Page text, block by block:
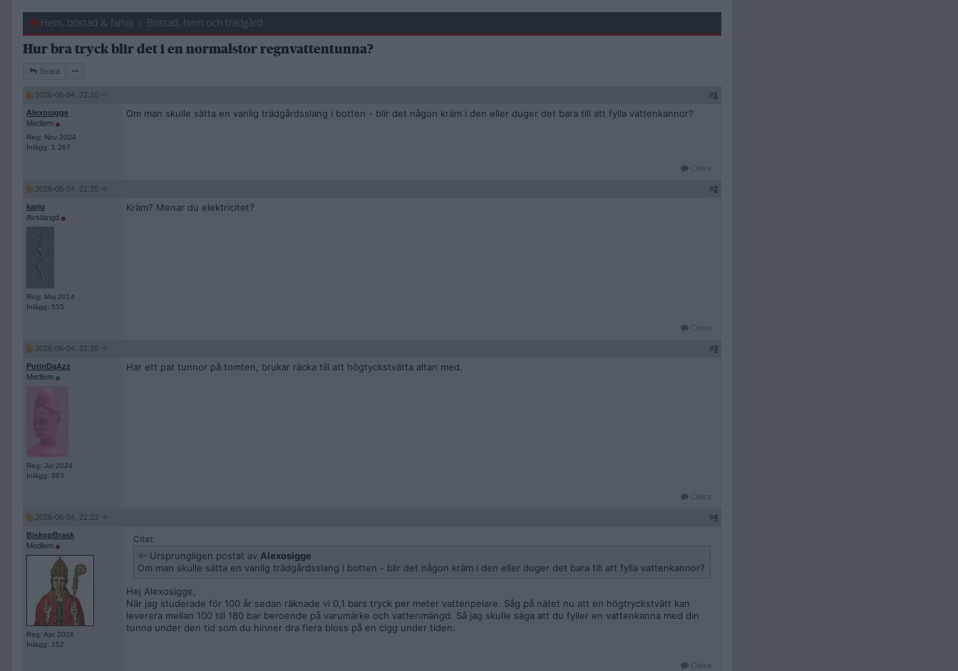
Hem, bostad & familj Bostad, hem och trädgård
Hur bra tryck blir det i en normalstor regnvattentunna?
Svara
2026-06-04, 22:10 #1
Alexosigge
Medlem
Reg: Nov 2024
Inlägg: 1 267
Om man skulle sätta en vanlig trädgårdsslang i botten - blir det någon kräm i den eller duger det bara till att fylla vattenkannor?
Citera
2026-06-04, 22:25 #2
karju
Avstängd
Reg: Maj 2014
Inlägg: 555
Kräm? Menar du elektricitet?
Citera
2026-06-04, 22:26 #3
PutinDaAzz
Medlem
Reg: Jul 2024
Inlägg: 383
Har ett pat tunnor på tomten, brukar räcka till att högtyckstvätta altan med.
Citera
2026-06-04, 22:33 #4
BiskopBrask
Medlem
Reg: Apr 2026
Inlägg: 152
Citat:
Ursprungligen postat av Alexosigge
Om man skulle sätta en vanlig trädgårdsslang i botten - blir det någon kräm i den eller duger det bara till att fylla vattenkannor?
Hej Alexosigge,
När jag studerade för 100 år sedan räknade vi 0,1 bars tryck per meter vattenpelare. Såg på nätet nu att en högtryckstvätt kan
leverera mellan 100 till 180 bar beroende på varumärke och vattenmängd. Så jag skulle säga att du fyller en vattenkanna med din
tunna under den tid som du hinner dra flera bloss på en cigg under tiden.
Citera